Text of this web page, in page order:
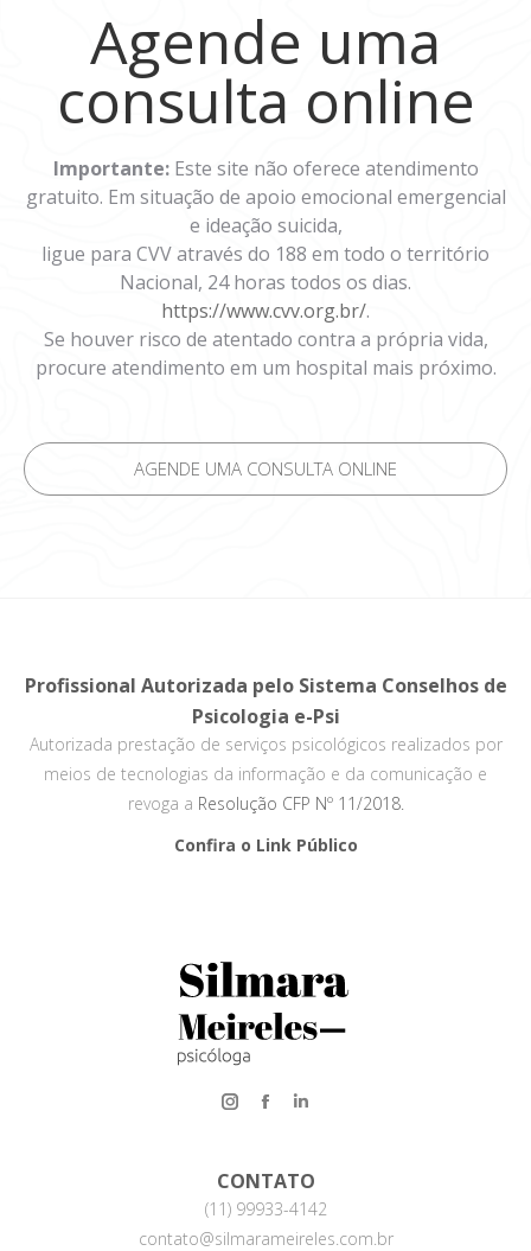
Agende uma
consulta online
Importante:Este site não oferece atendimento
gratuito. Em situação de apoio emocional emergencial
e ideação suicida,
ligue para CVV através do 188 em todo o território
Nacional, 24 horas todos os dias.
https://www.cvv.org.br/.
Se houver risco de atentado contra a própria vida,
procure atendimento em um hospital mais próximo.
AGENDE UMA CONSULTA ONLINE
Profissional Autorizada pelo Sistema Conselhos de
Psicologia e-Psi
Autorizada prestação de serviços psicológicos realizados por
meios de tecnologias da informação e da comunicação e
revoga a Resolução CFP Nº 11/2018.
Confira o Link Público
Instagram
Facebook
CONTATO
(11) 99933-4142
contato@silmarameireles.com.br